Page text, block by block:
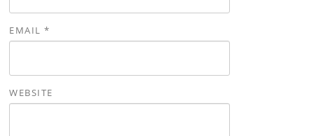
EMAIL*
WEBSITE